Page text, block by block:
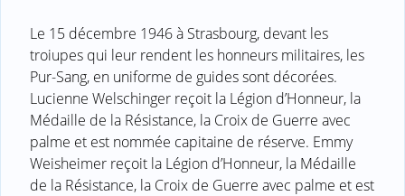
Le 15 décembre 1946 à Strasbourg, devant les
troiupes qui leur rendent les honneurs militaires, les
Pur-Sang, en uniforme de guides sont décorées.
Lucienne Welschinger reçoit la Légion d’Honneur, la
Médaille de la Résistance, la Croix de Guerre avec
palme et est nommée capitaine de réserve. Emmy
Weisheimer reçoit la Légion d’Honneur, la Médaille
de la Résistance, la Croix de Guerre avec palme et est